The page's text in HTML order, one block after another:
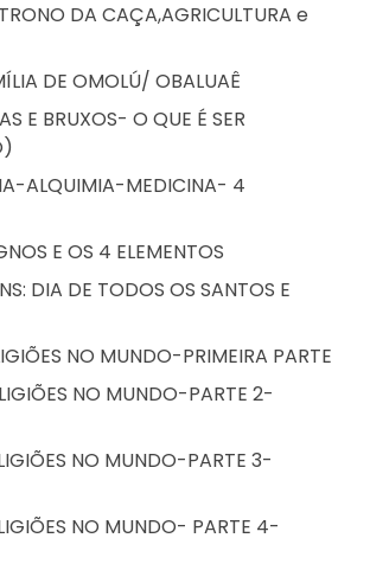
DA CAÇA,AGRICULTURA e
DE OMOLÚ/ OBALUAÊ
E BRUXOS- O QUE É SER
ALQUIMIA-MEDICINA- 4
E OS 4 ELEMENTOS
DIA DE TODOS OS SANTOS E
NO MUNDO-PRIMEIRA PARTE
NO MUNDO-PARTE 2-
NO MUNDO-PARTE 3-
NO MUNDO- PARTE 4-